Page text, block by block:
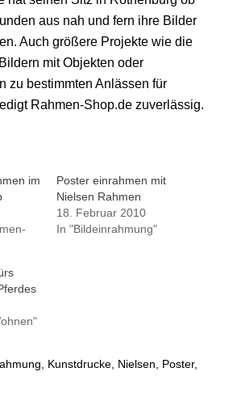
aus nah und fern ihre Bilder
Auch größere Projekte wie die
mit Objekten oder
zu bestimmten Anlässen für
Rahmen-Shop.de zuverlässig.
im
Poster einrahmen mit
Nielsen Rahmen
18. Februar 2010
In "Bildeinrahmung"
, Kunstdrucke, Nielsen, Poster,